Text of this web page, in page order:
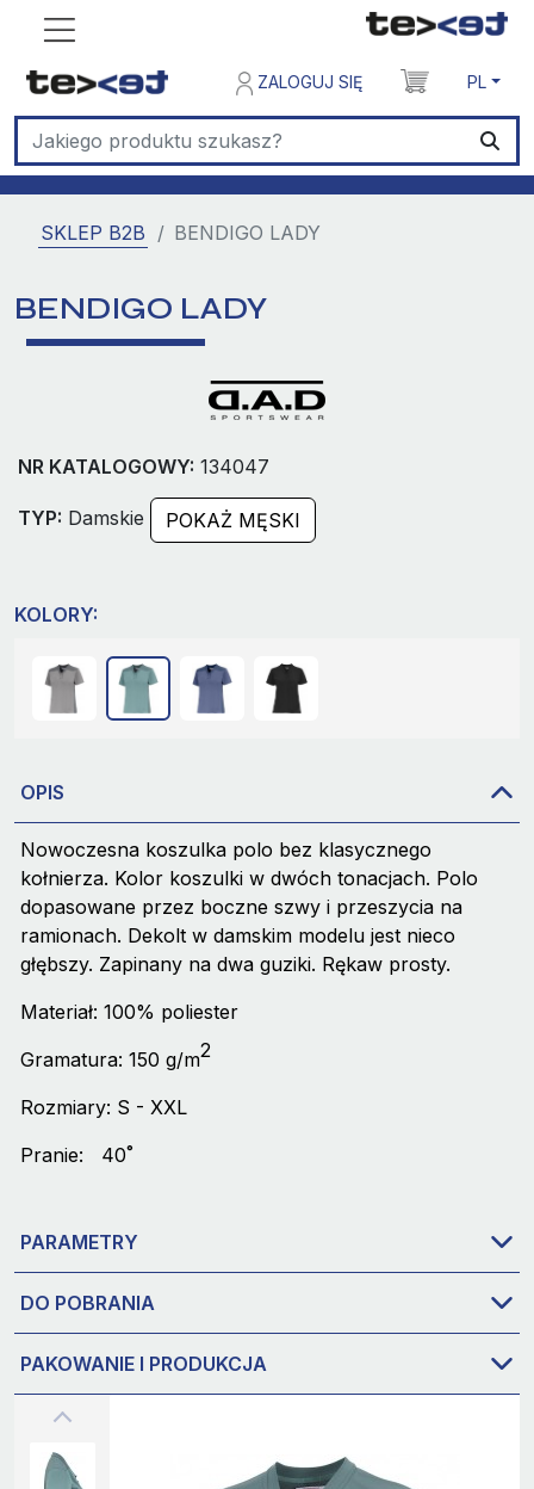
ZALOGUJ SIĘ PL
SKLEP B2B BENDIGO LADY
BENDIGO LADY
NR KATALOGOWY: 134047
TYP: Damskie POKAŻ MĘSKI
KOLORY:
OPIS
Nowoczesna koszulka polo bez klasycznego
kołnierza. Kolor koszulki w dwóch tonacjach. Polo
dopasowane przez boczne szwy i przeszycia na
ramionach. Dekolt w damskim modelu jest nieco
głębszy. Zapinany na dwa guziki. Rękaw prosty.
Materiał: 100% poliester
Gramatura: 150 g/m2
Rozmiary: S - XXL
Pranie: 40˚
PARAMETRY
DO POBRANIA
PAKOWANIE I PRODUKCJA